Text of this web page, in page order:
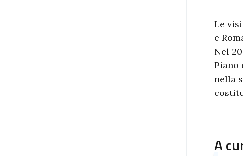
Le
e
Nel
Piano
nella
A